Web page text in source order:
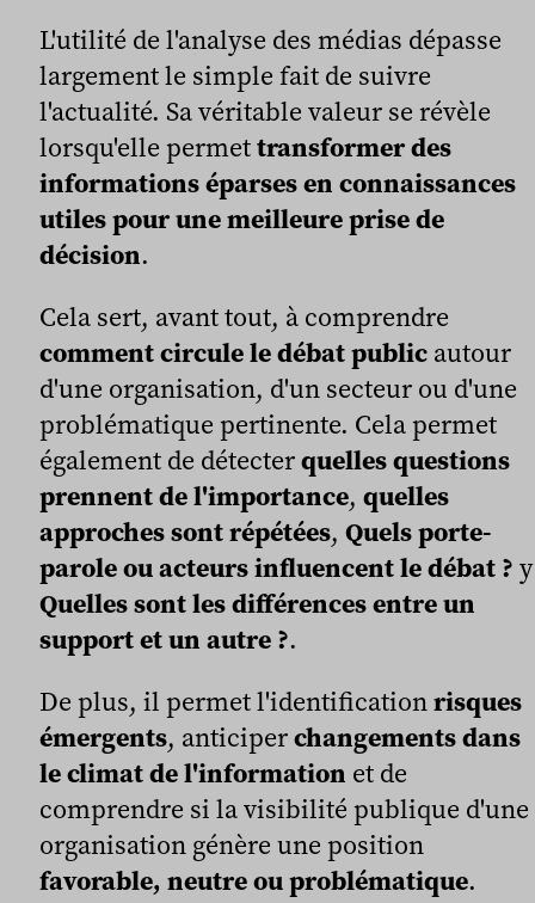
L'utilité de l'analyse des médias dépasse
largement le simple fait de suivre
l'actualité. Sa véritable valeur se révèle
lorsqu'elle permettransformer des
informations éparses en connaissances
utiles pour une meilleure prise de
décision.
Cela sert, avant tout, à comprendre
comment circule le débat public autour
d'une organisation, d'un secteur ou d'une
problématique pertinente. Cela permet
également de détecterquelles questions
prennent de l'importance, quelles
approches sont répétées, Quels porte-
parole ou acteurs influencent le débat ? y
Quelles sont les différences entre un
support et un autre ?.
De plus, il permet l'identificationrisques
émergents, anticiperchangements dans
le climat de l'information et de
comprendre si la visibilité publique d'une
organisation génère une position
favorable, neutre ou problématique.